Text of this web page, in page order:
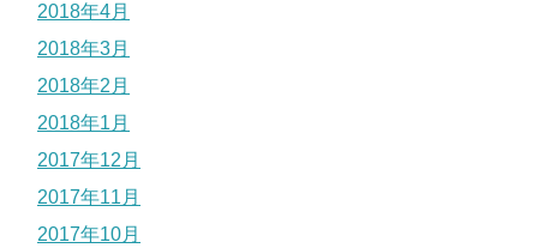
2018年4月
2018年3月
2018年2月
2018年1月
2017年12月
2017年11月
2017年10月